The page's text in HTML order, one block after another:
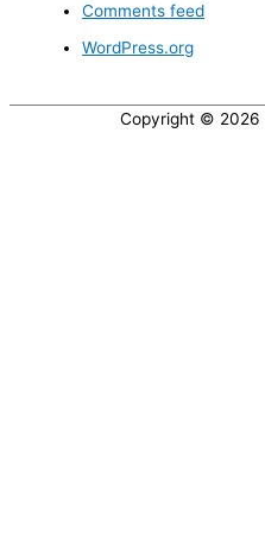
Comments feed
WordPress.org
Copyright © 2026